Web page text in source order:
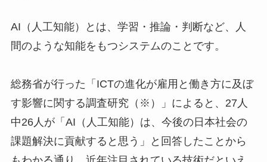
AI（人工知能）とは、学習・推論・判断など、人
間のような知能をもつシステムのことです。
総務省が行った「ICTの進化が雇用と働き方に及ぼ
す影響に関する調査研究（※）」によると、27人
中26人が「AI（人工知能）は、今後の日本社会の
課題解決に貢献すると思う」と回答したことから